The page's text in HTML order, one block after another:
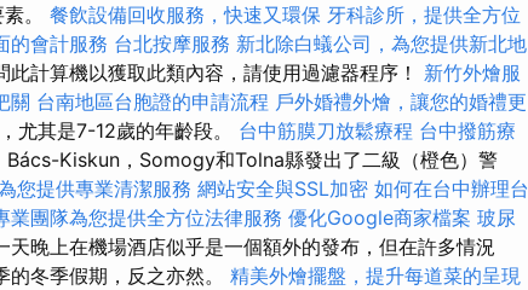
。 餐飲設備回收服務，快速又環保 牙科診所，提供全方位
的會計服務 台北按摩服務 新北除白蟻公司，為您提供新北地
計算機以獲取此類內容，請使用過濾器程序！ 新竹外燴服
關 台南地區台胞證的申請流程 戶外婚禮外燴，讓您的婚禮更
尤其是7-12歲的年齡段。 台中筋膜刀放鬆療程 台中撥筋療
Kiskun，Somogy和Tolna縣發出了二級（橙色）警
您提供專業清潔服務 網站安全與SSL加密 如何在台中辦理台
業團隊為您提供全方位法律服務 優化Google商家檔案 玻尿
天晚上在機場酒店似乎是一個額外的發布，但在許多情況
冬季假期，反之亦然。 精美外燴擺盤，提升每道菜的呈現